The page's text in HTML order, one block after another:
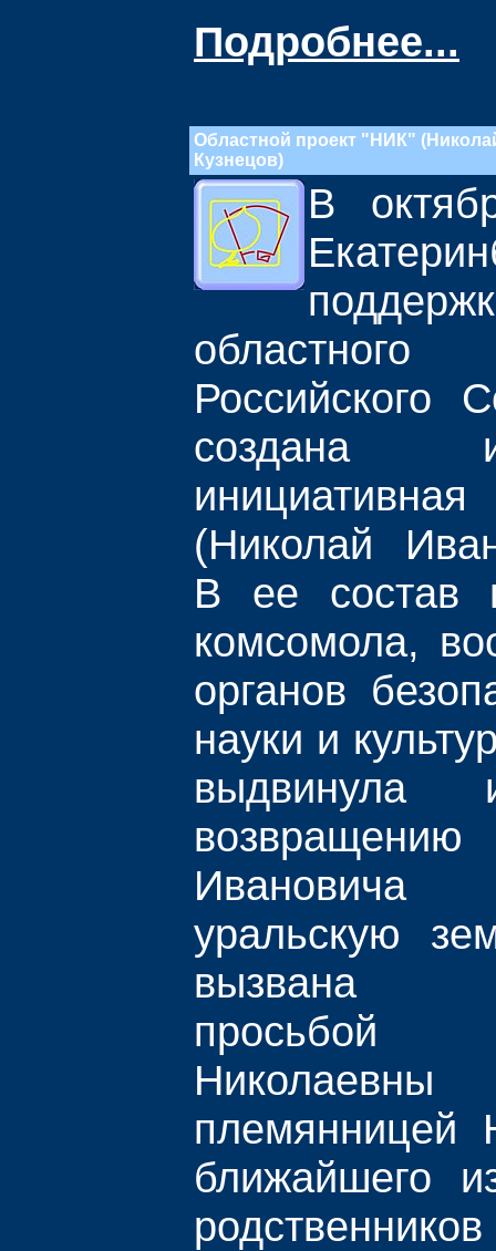
Подробнее...
Областной проект "НИК"
Кузнецов)
В
Российского
создана
(Николай
В ее состав
комсомола,
органов
науки и
выдвинула
Ивановича
уральскую
вызвана
племянницей
ближайшего